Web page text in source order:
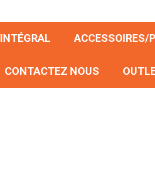
INTÉGRAL ACCESSOIRES/
CONTACTEZ NOUS